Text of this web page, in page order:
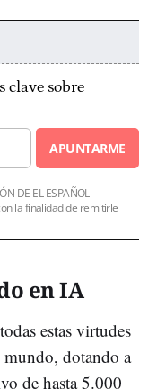
clave sobre
APUNTARME
DE EL ESPAÑOL
la finalidad de remitirle
en IA
estas virtudes
dotando a
de hasta 5.000